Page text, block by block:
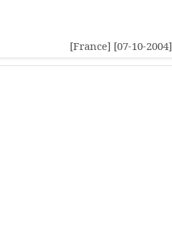
[France] [07-10-2004]